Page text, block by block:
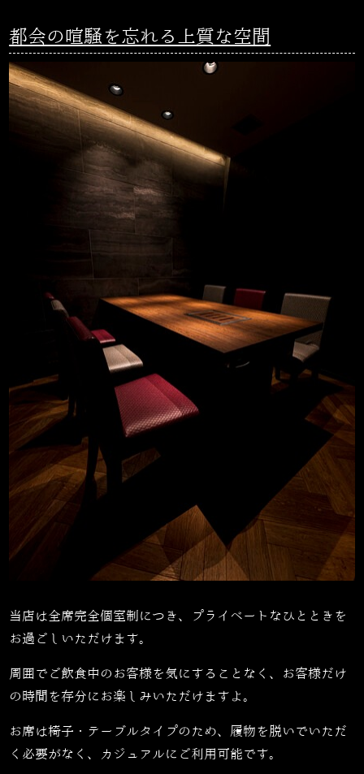
都会の喧騒を忘れる上質な空間
当店は全席完全個室制につき、プライベートなひとときを
お過ごしいただけます。
周囲でご飲食中のお客様を気にすることなく、お客様だけ
の時間を存分にお楽しみいただけますよ。
お席は椅子・テーブルタイプのため、履物を脱いでいただ
く必要がなく、カジュアルにご利用可能です。